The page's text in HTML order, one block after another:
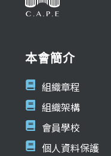
本會簡介
組織章程
組織架構
會員學校
個人資料保護